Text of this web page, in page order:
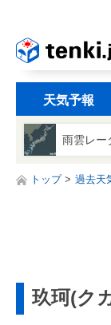
天気予報
雨雲レー
トップ 過去天
玖珂(ク